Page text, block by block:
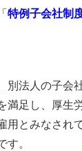
特例子会社制
別法人の子会
満足し、厚生
用とみなされて
す。